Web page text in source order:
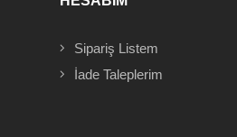
Sipariş Listem
İade Taleplerim